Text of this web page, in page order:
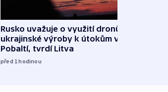
Rusko uvažuje o využití dronů
ukrajinské výroby k útokům v
Pobaltí, tvrdí Litva
před 1hodinou